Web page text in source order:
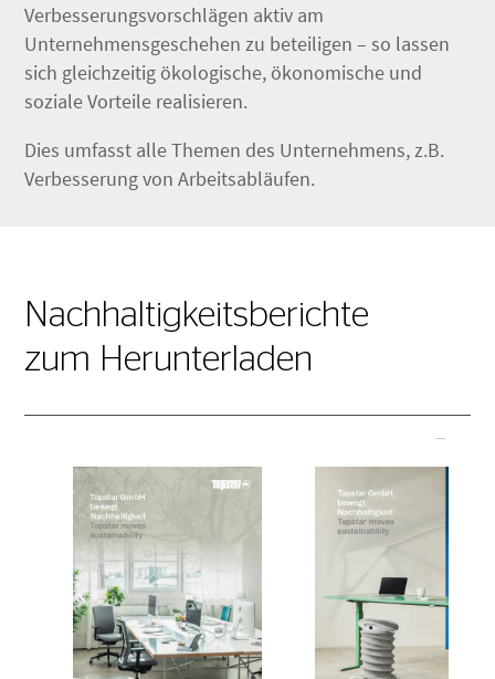
Verbesserungsvorschlägen aktiv am
Unternehmensgeschehen zu beteiligen – so lassen
sich gleichzeitig ökologische, ökonomische und
soziale Vorteile realisieren.
Dies umfasst alle Themen des Unternehmens, z.B.
Verbesserung von Arbeitsabläufen.
Nachhaltigkeitsberichte
zum Herunterladen